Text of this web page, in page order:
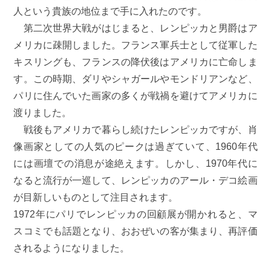
人という貴族の地位まで手に入れたのです。
第二次世界大戦がはじまると、レンピッカと男爵はア
メリカに疎開しました。フランス軍兵士として従軍した
キスリングも、フランスの降伏後はアメリカに亡命しま
す。この時期、ダリやシャガールやモンドリアンなど、
パリに住んでいた画家の多くが戦禍を避けてアメリカに
渡りました。
戦後もアメリカで暮らし続けたレンピッカですが、肖
像画家としての人気のピークは過ぎていて、1960年代
には画壇での消息が途絶えます。しかし、1970年代に
なると流行が一巡して、レンピッカのアール・デコ絵画
が目新しいものとして注目されます。
1972年にパリでレンピッカの回顧展が開かれると、マ
スコミでも話題となり、おおぜいの客が集まり、再評価
されるようになりました。